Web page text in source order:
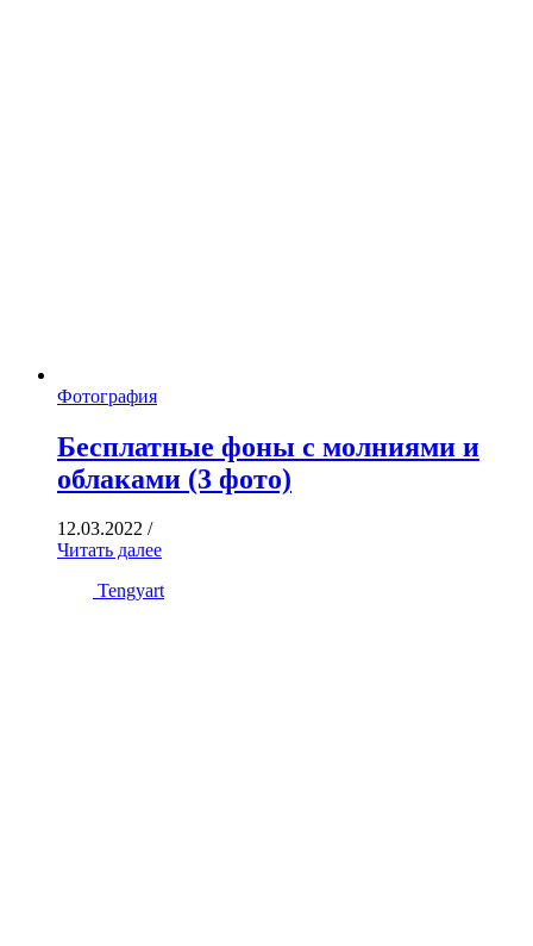
Фотография
Бесплатные фоны с молниями и
облаками (3 фото)
12.03.2022 /
Читать далее
Tengyart